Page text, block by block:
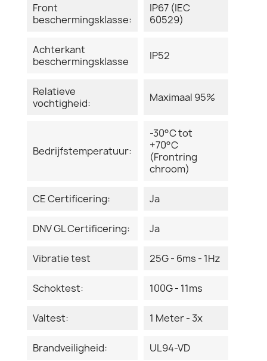
Front
beschermingsklasse:
IP67 (IEC
60529)
Achterkant
beschermingsklasse
IP52
Relatieve
vochtigheid:
Maximaal 95%
Bedrijfstemperatuur:
-30°C tot
+70°C
(Frontring
chroom)
CE Certificering: Ja
DNV GL Certificering: Ja
Vibratie test 25G - 6ms - 1Hz
Schoktest: 100G - 11ms
Valtest: 1 Meter - 3x
Brandveiligheid: UL94-VD